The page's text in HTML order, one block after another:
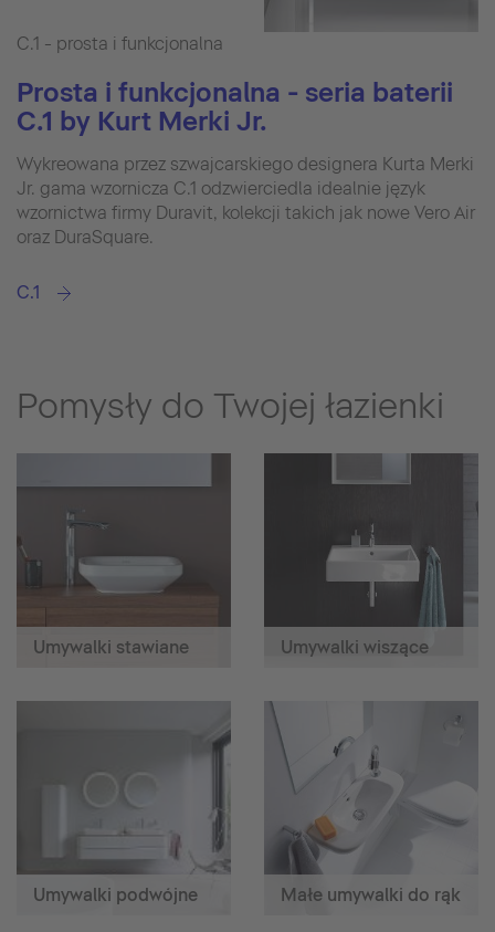
C.1 - prosta i funkcjonalna
Prosta i funkcjonalna - seria baterii
C.1 by Kurt Merki Jr.
Wykreowana przez szwajcarskiego designera Kurta Merki
Jr. gama wzornicza C.1 odzwierciedla idealnie język
wzornictwa firmy Duravit, kolekcji takich jak nowe Vero Air
oraz DuraSquare.
C.1
Pomysły do Twojej łazienki
Umywalki stawiane Umywalki wiszące
Umywalki podwójne Małe umywalki do rąk